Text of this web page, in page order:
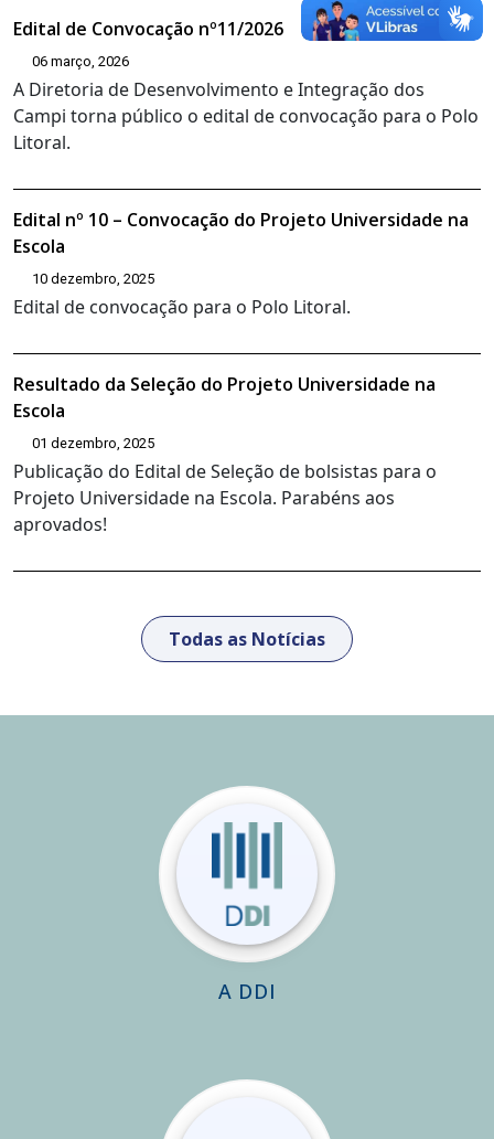
Edital de Convocação nº11/2026
06 março, 2026
A Diretoria de Desenvolvimento e Integração dos
Campi torna público o edital de convocação para o Polo
Litoral.
Edital nº 10 – Convocação do Projeto Universidade na
Escola
10 dezembro, 2025
Edital de convocação para o Polo Litoral.
Resultado da Seleção do Projeto Universidade na
Escola
01 dezembro, 2025
Publicação do Edital de Seleção de bolsistas para o
Projeto Universidade na Escola. Parabéns aos
aprovados!
Todas as Notícias
A DDI